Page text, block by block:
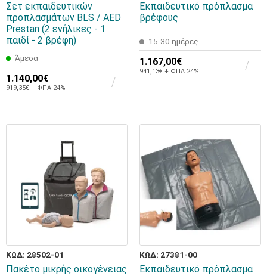
Σετ εκπαιδευτικών
προπλασμάτων BLS / AED
Prestan (2 ενήλικες - 1
παιδί - 2 βρέφη)
Άμεσα
1.140,00€
919,35€ + ΦΠΑ 24%
Εκπαιδευτικό πρόπλασμα
βρέφους
15-30 ημέρες
1.167,00€
941,13€ + ΦΠΑ 24%
ΚΩΔ: 28502-01
Πακέτο μικρής οικογένειας
ΚΩΔ: 27381-00
Εκπαιδευτικό πρόπλασμα